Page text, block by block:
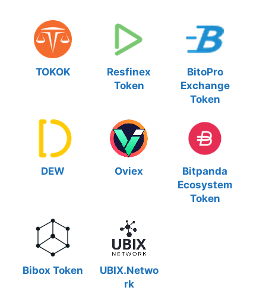
TOKOK
Resfinex
Token
BitoPro
Exchange
Token
DEW Oviex
Bitpanda
Ecosystem
Token
Bibox Token
UBIX.Netwo
rk